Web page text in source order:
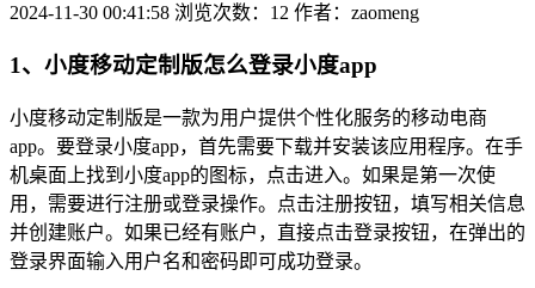
2024-11-30 00:41:58 浏览次数：12 作者：zaomeng
1、小度移动定制版怎么登录小度app
小度移动定制版是一款为用户提供个性化服务的移动电商
app。要登录小度app，首先需要下载并安装该应用程序。在手
机桌面上找到小度app的图标，点击进入。如果是第一次使
用，需要进行注册或登录操作。点击注册按钮，填写相关信息
并创建账户。如果已经有账户，直接点击登录按钮，在弹出的
登录界面输入用户名和密码即可成功登录。